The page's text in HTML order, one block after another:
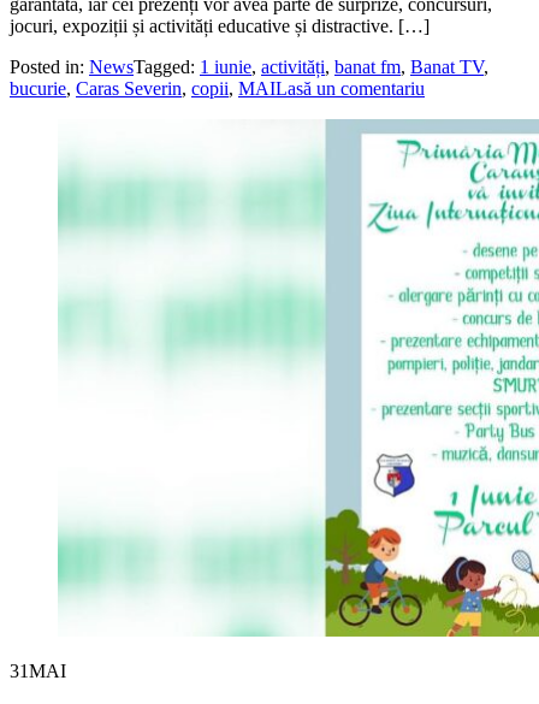
jocuri, expoziții și activități educative și distractive. […]
Posted in: NewsTagged: 1 iunie, activități, banat fm, Banat TV,
bucurie, Caras Severin, copii, MAILasă un comentariu
31MAI